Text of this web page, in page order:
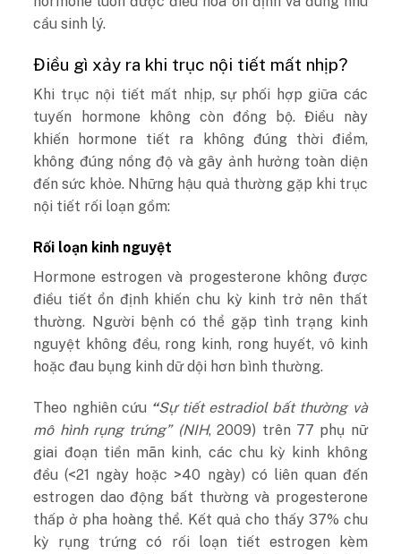
cầu sinh lý.
Điều gì xảy ra khi trục nội tiết mất nhịp?
Khi trục nội tiết mất nhịp, sự phối hợp giữa các
tuyến hormone không còn đồng bộ. Điều này
khiến hormone tiết ra không đúng thời điểm,
không đúng nồng độ và gây ảnh hưởng toàn diện
đến sức khỏe. Những hậu quả thường gặp khi trục
nội tiết rối loạn gồm:
Rối loạn kinh nguyệt
Hormone estrogen và progesterone không được
điều tiết ổn định khiến chu kỳ kinh trở nên thất
thường. Người bệnh có thể gặp tình trạng kinh
nguyệt không đều, rong kinh, rong huyết, vô kinh
hoặc đau bụng kinh dữ dội hơn bình thường.
Theo nghiên cứu “Sự tiết estradiol bất thường và
mô hình rụng trứng” (NIH, 2009) trên 77 phụ nữ
giai đoạn tiền mãn kinh, các chu kỳ kinh không
đều (<21 ngày hoặc >40 ngày) có liên quan đến
estrogen dao động bất thường và progesterone
thấp ở pha hoàng thể. Kết quả cho thấy 37% chu
kỳ rụng trứng có rối loạn tiết estrogen kèm